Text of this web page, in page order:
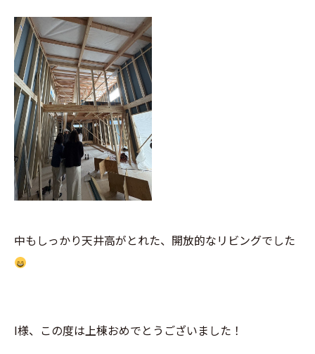
中もしっかり天井高がとれた、開放的なリビングでした
I様、この度は上棟おめでとうございました！